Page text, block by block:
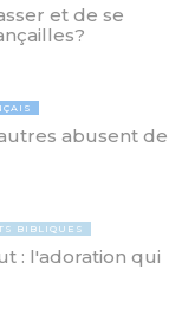
et de se
abusent de
BIBLIQUES
: l'adoration qui